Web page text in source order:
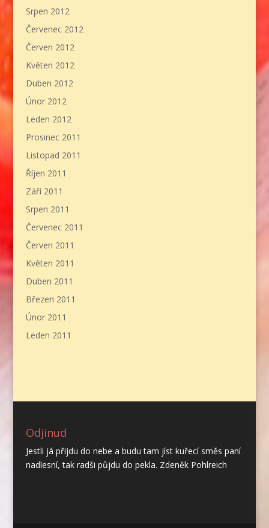
Srpen 2012
Červenec 2012
Červen 2012
Květen 2012
Duben 2012
Únor 2012
Leden 2012
Prosinec 2011
Listopad 2011
Říjen 2011
Září 2011
Srpen 2011
Červenec 2011
Červen 2011
Květen 2011
Duben 2011
Březen 2011
Únor 2011
Leden 2011
Odjinud
Jestli já přijdu do nebe a budu tam jíst kuřecí směs paní
nadlesní, tak radši půjdu do pekla. Zdeněk Pohlreich